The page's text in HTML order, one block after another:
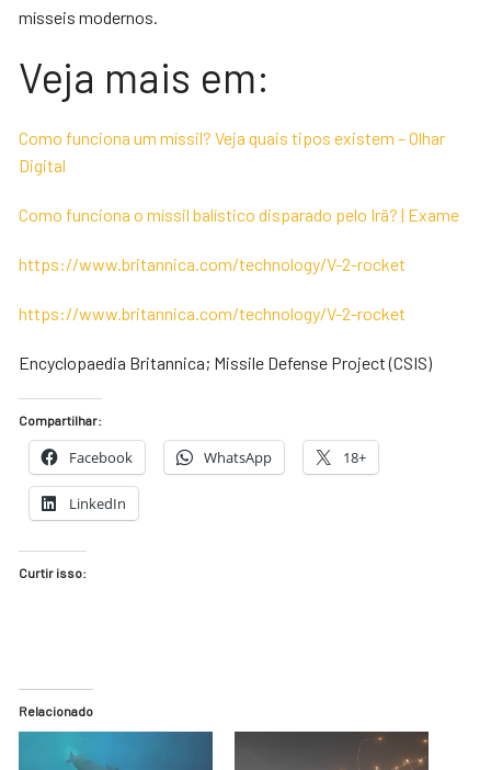
mísseis modernos.
Veja mais em:
Como funciona um míssil? Veja quais tipos existem – Olhar
Digital
Como funciona o míssil balístico disparado pelo Irã? | Exame
https://www.britannica.com/technology/V-2-rocket
https://www.britannica.com/technology/V-2-rocket
Encyclopaedia Britannica; Missile Defense Project (CSIS)
Compartilhar:
Facebook WhatsApp 18+
LinkedIn
Curtir isso:
Relacionado